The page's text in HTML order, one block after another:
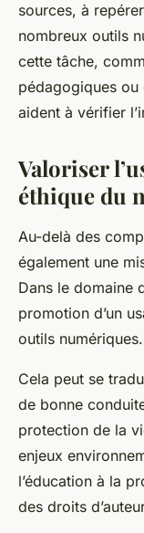
sources, à
nombreux outils
cette tâche,
pédagogiques ou
aident à vérifier
Valoriser
éthique du
Au-delà des
également une
Dans le domaine
promotion d’un
outils numériques.
Cela peut se
de bonne
protection de la
enjeux
l’éducation à la
des droits